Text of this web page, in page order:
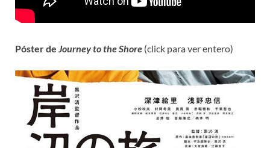
Póster de Journey to the Shore (click para ver entero)